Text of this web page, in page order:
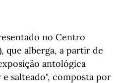
no Centro
que alberga, a partir de
antológica
salteado", composta por